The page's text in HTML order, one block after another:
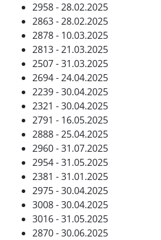
2958 - 28.02.2025
2863 - 28.02.2025
2878 - 10.03.2025
2813 - 21.03.2025
2507 - 31.03.2025
2694 - 24.04.2025
2239 - 30.04.2025
2321 - 30.04.2025
2791 - 16.05.2025
2888 - 25.04.2025
2960 - 31.07.2025
2954 - 31.05.2025
2381 - 31.01.2025
2975 - 30.04.2025
3008 - 30.04.2025
3016 - 31.05.2025
2870 - 30.06.2025